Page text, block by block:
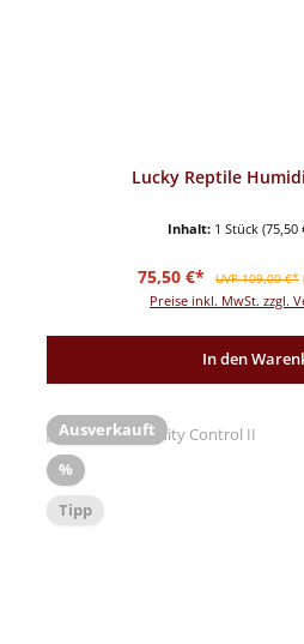
Lucky Reptile
Inhalt: 1 Stück (75,50
Verkaufspreis:
75,50 €* Regulärer Preis:
UVP 109,00 €*
Preise inkl. MwSt. zzgl.
In den
Ausverkauft
%Rabatt
Tipp